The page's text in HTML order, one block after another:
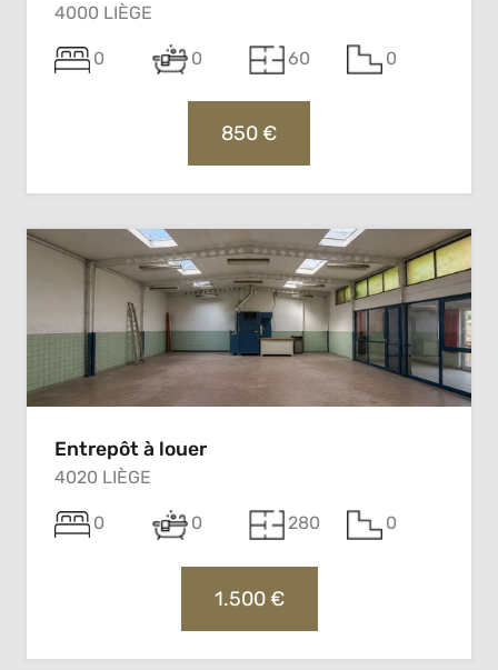
4000 LIÈGE
0 0 60 0
850 €
Entrepôt à louer
4020 LIÈGE
0 0 280 0
1.500 €